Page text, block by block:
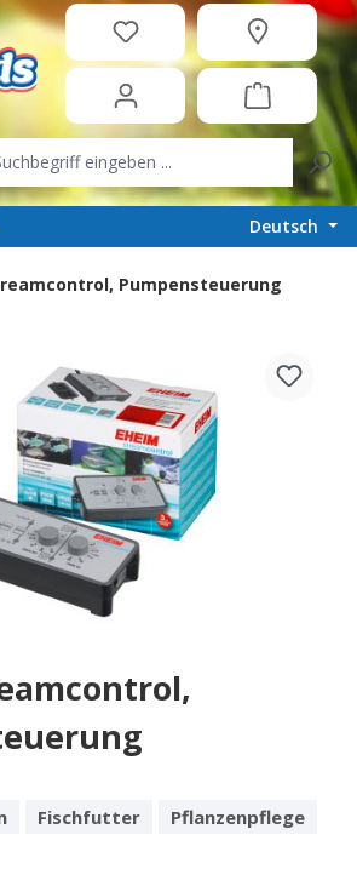
Deutsch
Pumpensteuerung
Fischfutter Pflanzenpflege